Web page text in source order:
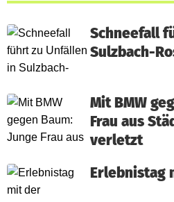
Schneefall
Sulzbach-
Mit BMW
Frau aus
verletzt
Erlebnistag